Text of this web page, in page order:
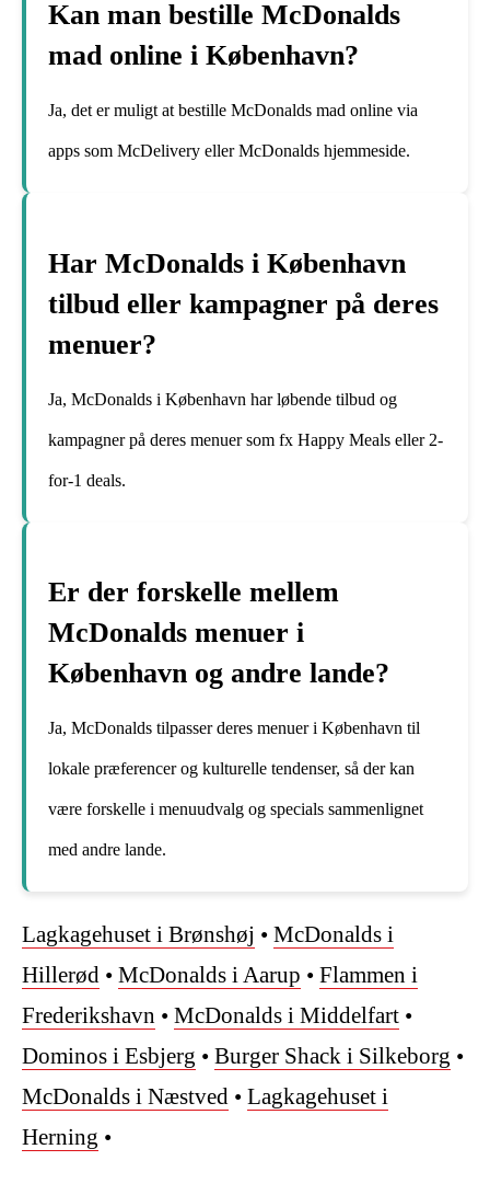
Kan man bestille McDonalds
mad online i København?
Ja, det er muligt at bestille McDonalds mad online via
apps som McDelivery eller McDonalds hjemmeside.
Har McDonalds i København
tilbud eller kampagner på deres
menuer?
Ja, McDonalds i København har løbende tilbud og
kampagner på deres menuer som fx Happy Meals eller 2-
for-1 deals.
Er der forskelle mellem
McDonalds menuer i
København og andre lande?
Ja, McDonalds tilpasser deres menuer i København til
lokale præferencer og kulturelle tendenser, så der kan
være forskelle i menuudvalg og specials sammenlignet
med andre lande.
Lagkagehuset i Brønshøj • McDonalds i
Hillerød • McDonalds i Aarup • Flammen i
Frederikshavn • McDonalds i Middelfart •
Dominos i Esbjerg • Burger Shack i Silkeborg •
McDonalds i Næstved • Lagkagehuset i
Herning •